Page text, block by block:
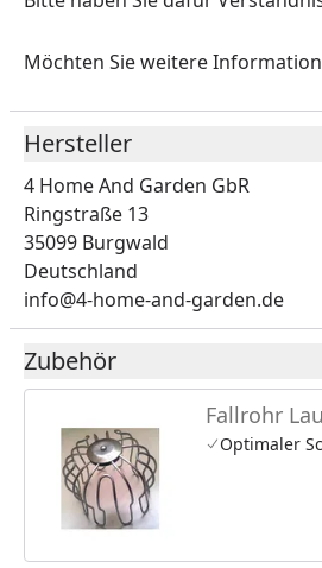
Möchten Sie weitere
Hersteller
4 Home And Garden GbR
Ringstraße 13
35099 Burgwald
Deutschland
info@4-home-and-garden.de
Zubehör
Fallrohr
Optimaler